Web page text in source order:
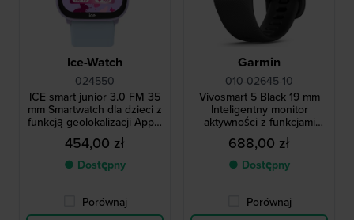
Ice-Watch
024550
ICE smart junior 3.0 FM 35
mm Smartwatch dla dzieci z
funkcją geolokalizacji Apple
Find My
454,00 zł
● Dostępny
Porównaj
Garmin
010-02645-10
Vivosmart 5 Black 19 mm
Inteligentny monitor
aktywności z funkcjami
zdrowotnymi i fitness
688,00 zł
● Dostępny
Porównaj